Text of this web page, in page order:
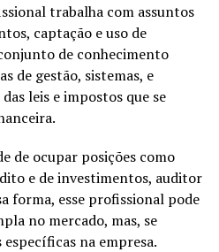
trabalha com assuntos
captação e uso de
de conhecimento
de gestão, sistemas, e
leis e impostos que se
de ocupar posições como
e de investimentos, auditor
forma, esse profissional pode
no mercado, mas, se
na empresa.